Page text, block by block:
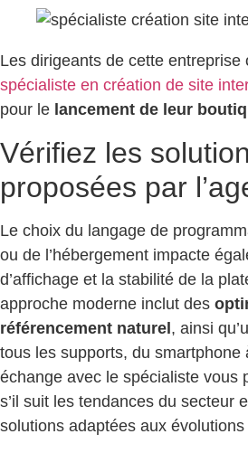
Les dirigeants de cette entreprise
spécialiste en création de site
pour le lancement de leur
Vérifiez les
proposées par
Le choix du langage de
ou de l’hébergement impacte
d’affichage et la stabilité de la
approche moderne inclut des
référencement naturel, ainsi
tous les supports, du smartphone
échange avec le spécialiste vous
s’il suit les tendances du secteur
solutions adaptées aux